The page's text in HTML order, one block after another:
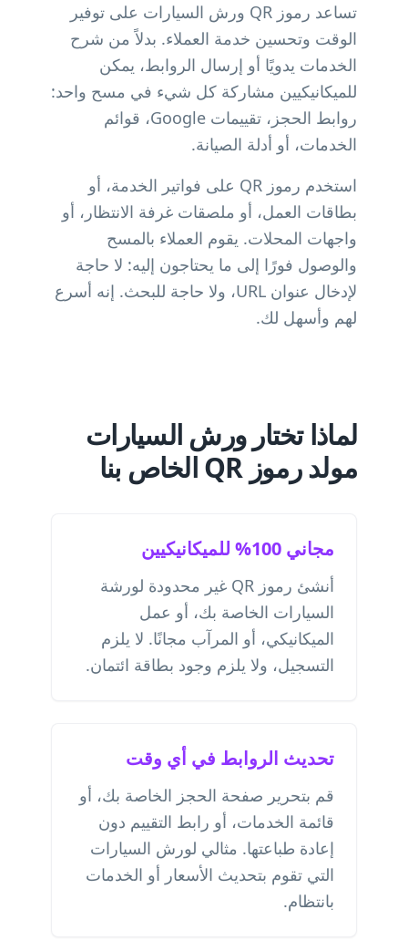
تساعد رموز QR ورش السيارات على توفير
الوقت وتحسين خدمة العملاء. بدلاً من شرح
الخدمات يدويًا أو إرسال الروابط، يمكن
للميكانيكيين مشاركة كل شيء في مسح واحد:
روابط الحجز، تقييمات Google، قوائم
الخدمات، أو أدلة الصيانة.
استخدم رموز QR على فواتير الخدمة، أو
بطاقات العمل، أو ملصقات غرفة الانتظار، أو
واجهات المحلات. يقوم العملاء بالمسح
والوصول فورًا إلى ما يحتاجون إليه: لا حاجة
لإدخال عنوان URL، ولا حاجة للبحث. إنه أسرع
لهم وأسهل لك.
لماذا تختار ورش السيارات
مولد رموز QR الخاص بنا
مجاني 100% للميكانيكيين
أنشئ رموز QR غير محدودة لورشة
السيارات الخاصة بك، أو عمل
الميكانيكي، أو المرآب مجانًا. لا يلزم
التسجيل، ولا يلزم وجود بطاقة ائتمان.
تحديث الروابط في أي وقت
قم بتحرير صفحة الحجز الخاصة بك، أو
قائمة الخدمات، أو رابط التقييم دون
إعادة طباعتها. مثالي لورش السيارات
التي تقوم بتحديث الأسعار أو الخدمات
بانتظام.